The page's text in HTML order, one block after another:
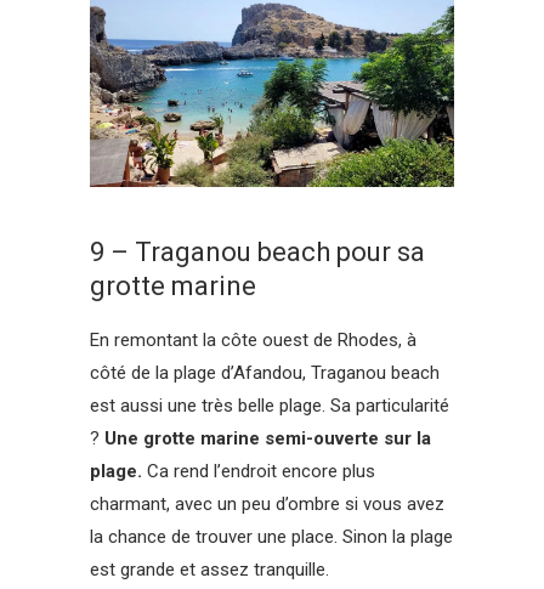
9 – Traganou beach pour sa
grotte marine
En remontant la côte ouest de Rhodes, à
côté de la plage d’Afandou, Traganou beach
est aussi une très belle plage. Sa particularité
? Une grotte marine semi-ouverte sur la
plage. Ca rend l’endroit encore plus
charmant, avec un peu d’ombre si vous avez
la chance de trouver une place. Sinon la plage
est grande et assez tranquille.